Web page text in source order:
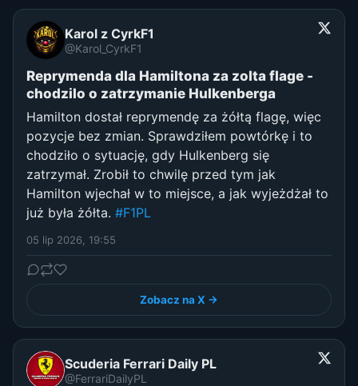
Karol z CyrkF1
@Karol_CyrkF1
Reprymenda dla Hamiltona za zolta flage -
chodzilo o zatrzymanie Hulkenberga
Hamilton dostał reprymendę za żółtą flagę, więc
pozycje bez zmian. Sprawdziłem powtórkę i to
chodziło o sytuację, gdy Hulkenberg się
zatrzymał. Zrobił to chwilę przed tym jak
Hamilton wjechał w to miejsce, a jak wyjeżdżał to
już była żółta. #F1PL
05 lip 2026, 19:55
Zobacz na X →
Scuderia Ferrari Daily PL
@FerrariDailyPL